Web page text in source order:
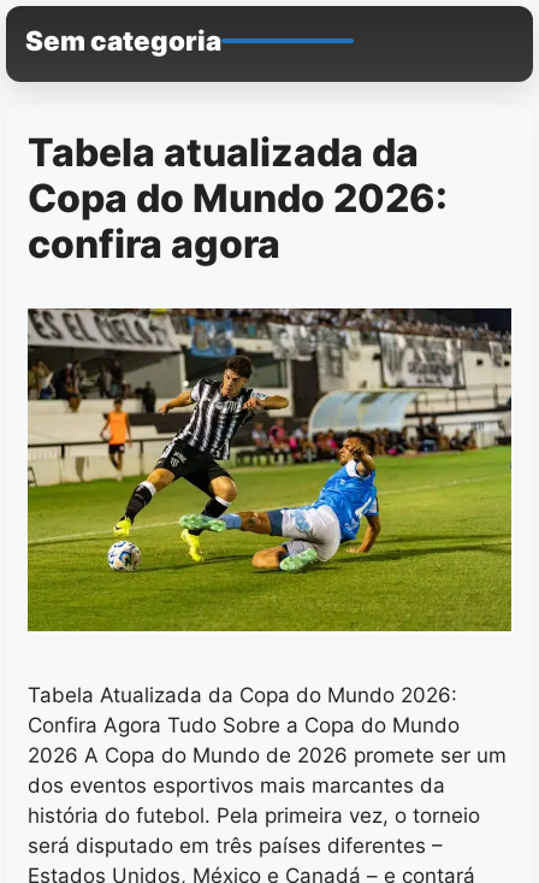
Pular
para
o
Sem categoria
Tabela atualizada da
Copa do Mundo 2026:
confira agora
Tabela Atualizada da Copa do Mundo 2026:
Confira Agora Tudo Sobre a Copa do Mundo
2026 A Copa do Mundo de 2026 promete ser um
dos eventos esportivos mais marcantes da
história do futebol. Pela primeira vez, o torneio
será disputado em três países diferentes –
Estados Unidos, México e Canadá – e contará